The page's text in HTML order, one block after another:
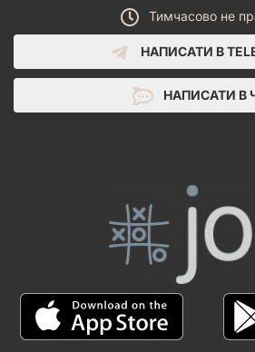
Тимчасово не
НАПИСАТИ В
НАПИСАТИ В